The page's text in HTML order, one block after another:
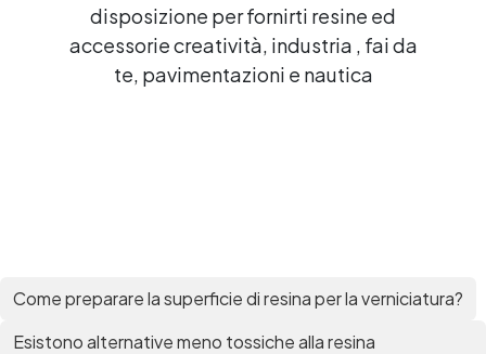
disposizione per fornirti resine ed
accessorie creatività, industria , fai da
te, pavimentazioni e nautica
Come preparare la superficie di resina per la verniciatura?
Esistono alternative meno tossiche alla resina